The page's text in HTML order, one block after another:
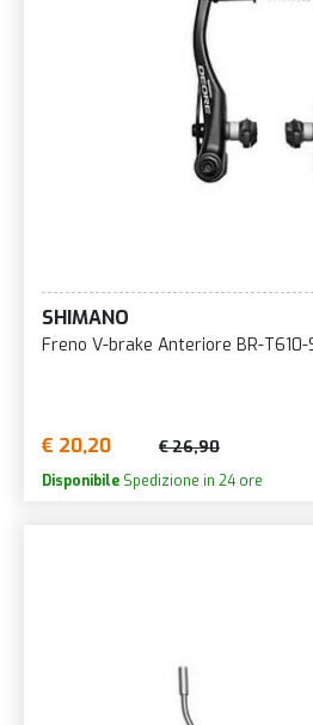
SHIMANO
Freno V-brake Anteriore BR-T610-
€ 20,20 € 26,90
Disponibile Spedizione in 24 ore